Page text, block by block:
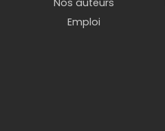
Emploi